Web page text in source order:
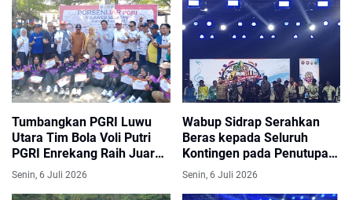
Tumbangkan PGRI Luwu
Utara Tim Bola Voli Putri
PGRI Enrekang Raih Juara I
Porsenijar Sulsel 2026
Senin, 6 Juli 2026
Wabup Sidrap Serahkan
Beras kepada Seluruh
Kontingen pada Penutupan
Porsenijar VII PGRI Sulsel
Senin, 6 Juli 2026